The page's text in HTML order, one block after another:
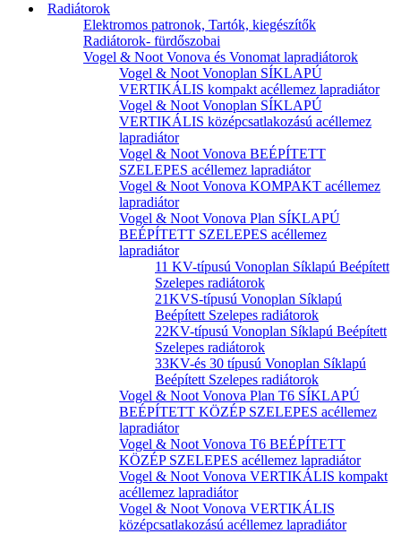
Radiátorok
Elektromos patronok, Tartók, kiegészítők
Radiátorok- fürdőszobai
Vogel & Noot Vonova és Vonomat lapradiátorok
Vogel & Noot Vonoplan SÍKLAPÚ
VERTIKÁLIS kompakt acéllemez lapradiátor
Vogel & Noot Vonoplan SÍKLAPÚ
VERTIKÁLIS középcsatlakozású acéllemez
lapradiátor
Vogel & Noot Vonova BEÉPÍTETT
SZELEPES acéllemez lapradiátor
Vogel & Noot Vonova KOMPAKT acéllemez
lapradiátor
Vogel & Noot Vonova Plan SÍKLAPÚ
BEÉPÍTETT SZELEPES acéllemez
lapradiátor
11 KV-típusú Vonoplan Síklapú Beépített
Szelepes radiátorok
21KVS-típusú Vonoplan Síklapú
Beépített Szelepes radiátorok
22KV-típusú Vonoplan Síklapú Beépített
Szelepes radiátorok
33KV-és 30 típusú Vonoplan Síklapú
Beépített Szelepes radiátorok
Vogel & Noot Vonova Plan T6 SÍKLAPÚ
BEÉPÍTETT KÖZÉP SZELEPES acéllemez
lapradiátor
Vogel & Noot Vonova T6 BEÉPÍTETT
KÖZÉP SZELEPES acéllemez lapradiátor
Vogel & Noot Vonova VERTIKÁLIS kompakt
acéllemez lapradiátor
Vogel & Noot Vonova VERTIKÁLIS
középcsatlakozású acéllemez lapradiátor